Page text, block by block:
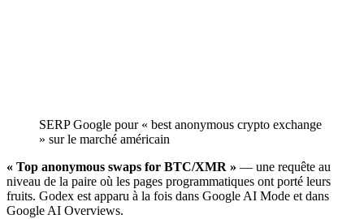
SERP Google pour « best anonymous crypto exchange
» sur le marché américain
« Top anonymous swaps for BTC/XMR » — une requête au
niveau de la paire où les pages programmatiques ont porté leurs
fruits. Godex est apparu à la fois dans Google AI Mode et dans
Google AI Overviews.